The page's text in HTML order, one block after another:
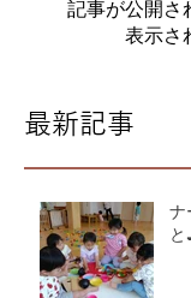
記事が公開さ
表示さ
最新記事
ナ
と